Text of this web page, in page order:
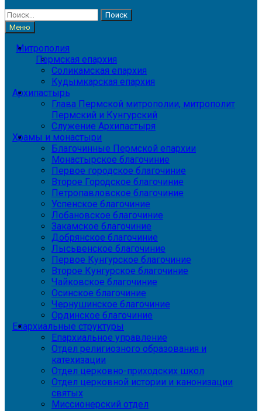
Найти:
Меню
Митрополия
Пермская епархия
Соликамская епархия
Кудымкарская епархия
Архипастырь
Глава Пермской митрополии, митрополит
Пермский и Кунгурский
Служение Архипастыря
Храмы и монастыри
Благочинные Пермской епархии
Монастырское благочиние
Первое городское благочиние
Второе Городское благочиние
Петропавловское благочиние
Успенское благочиние
Лобановское благочиние
Закамское благочиние
Добрянское благочиние
Лысьвенское благочиние
Первое Кунгурское благочиние
Второе Кунгурское благочиние
Чайковское благочиние
Осинское благочиние
Чернушинское благочиние
Ординское благочиние
Епархиальные структуры
Епархиальное управление
Отдел религиозного образования и
катехизации
Отдел церковно-приходских школ
Отдел церковной истории и канонизации
святых
Миссионерский отдел